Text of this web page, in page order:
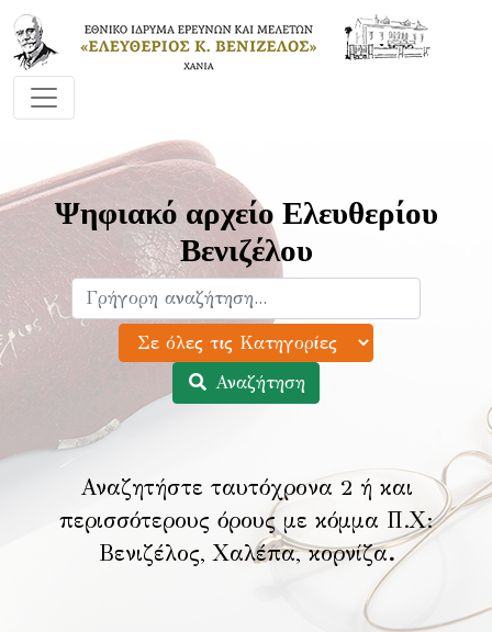
Ψηφιακό αρχείο Ελευθερίου
Βενιζέλου
Αναζήτηση
Αναζητήστε ταυτόχρονα 2 ή και
περισσότερους όρους με κόμμα Π.Χ:
Βενιζέλος, Χαλέπα, κορνίζα.